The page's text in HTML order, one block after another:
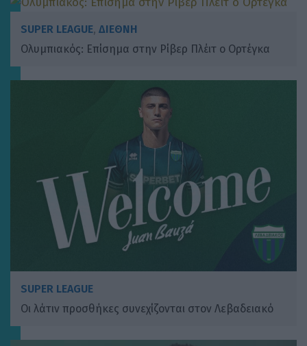
SUPER LEAGUE, ΔΙΕΘΝΗ
Ολυμπιακός: Επίσημα στην Ρίβερ Πλέιτ ο Ορτέγκα
SUPER LEAGUE
Οι λάτιν προσθήκες συνεχίζονται στον Λεβαδειακό